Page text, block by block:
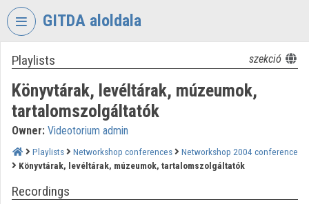
Skip header
GITDA aloldala
VIDEO
GOVERNMENTAL
INFORMATION-
TECHNOLOGY
DEVELOPMENT
AGENCY
Organization home
Playlists szekció
Könyvtárak, levéltárak, múzeumok,
tartalomszolgáltatók
Owner: Videotorium admin
Playlists Networkshop conferences
Networkshop 2004 conference
Könyvtárak, levéltárak, múzeumok, tartalomszolgáltatók
Recordings